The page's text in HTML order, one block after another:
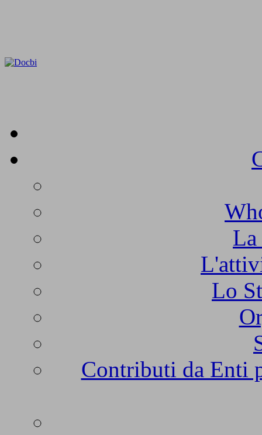
La
Lo
Contributi da Enti